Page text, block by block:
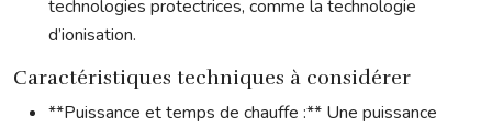
technologies protectrices, comme la technologie
d’ionisation.
Caractéristiques techniques à considérer
**Puissance et temps de chauffe :** Une puissance